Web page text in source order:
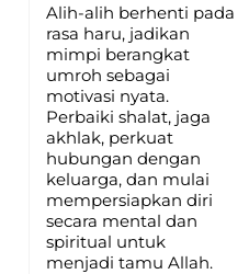
Alih-alih berhenti pada
rasa haru, jadikan
mimpi berangkat
umroh sebagai
motivasi nyata.
Perbaiki shalat, jaga
akhlak, perkuat
hubungan dengan
keluarga, dan mulai
mempersiapkan diri
secara mental dan
spiritual untuk
menjadi tamu Allah.